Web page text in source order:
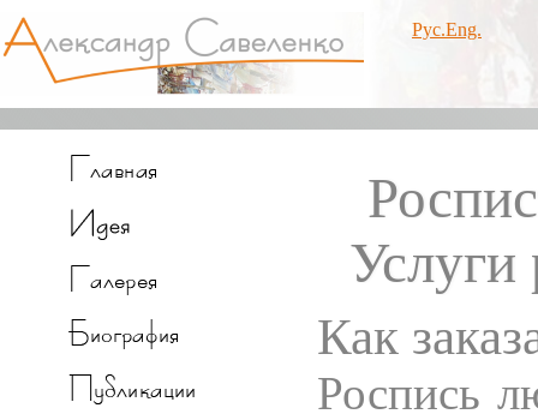
Рус.Eng.
Услуги
Как
Роспись